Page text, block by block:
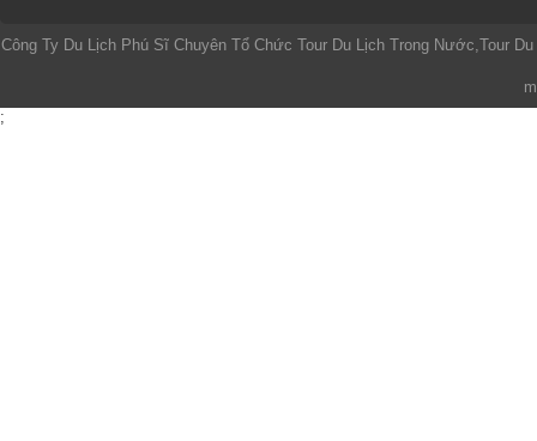
Công Ty Du Lịch Phú Sĩ Chuyên Tổ Chức Tour Du Lịch Trong Nước,Tour
;